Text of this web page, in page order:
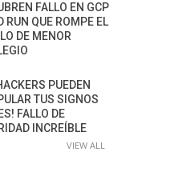
FALLO EN GCP
RUN QUE ROMPE EL
DE MENOR
PUEDEN
TUS SIGNOS
FALLO DE
INCREÍBLE
VIEW ALL